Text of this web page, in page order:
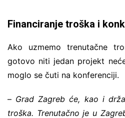
Financiranje troška i
Ako uzmemo trenutačne
gotovo niti jedan projekt
moglo se čuti na konferenciji.
– Grad Zagreb će, kao i
troška. Trenutačno je u